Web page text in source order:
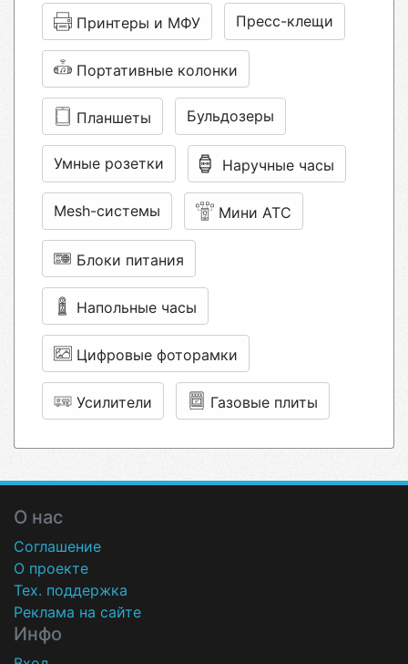
Принтеры и МФУ Пресс-клещи
Портативные колонки
Планшеты Бульдозеры
Умные розетки Наручные часы
Mesh-системы Мини АТС
Блоки питания
Напольные часы
Цифровые фоторамки
Усилители Газовые плиты
О нас
Соглашение
О проекте
Тех. поддержка
Реклама на сайте
Инфо